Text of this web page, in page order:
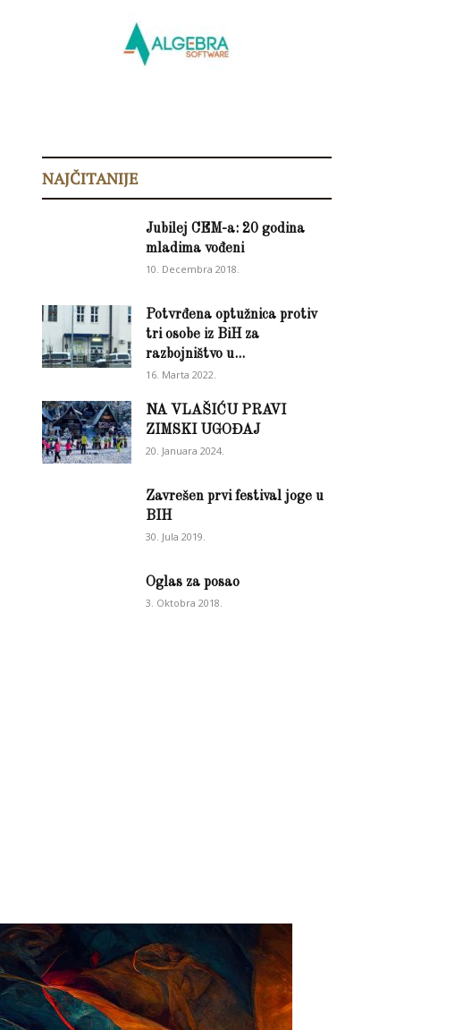
NAJČITANIJE
Jubilej CEM-a: 20 godina
mladima vođeni
10. Decembra 2018.
Potvrđena optužnica protiv
tri osobe iz BiH za
razbojništvo u...
16. Marta 2022.
NA VLAŠIĆU PRAVI
ZIMSKI UGOĐAJ
20. Januara 2024.
Zavrešen prvi festival joge u
BIH
30. Jula 2019.
Oglas za posao
3. Oktobra 2018.